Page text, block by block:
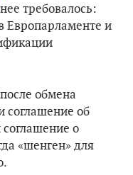
требовалось:
Европарламенте и
обмена
об
о
«шенген» для